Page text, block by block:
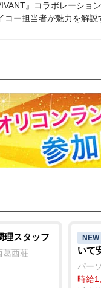
』コラボレーショ
ー担当者が魅力を解説
理スタッフ
葛西荘
NEW
いて
パー
時給